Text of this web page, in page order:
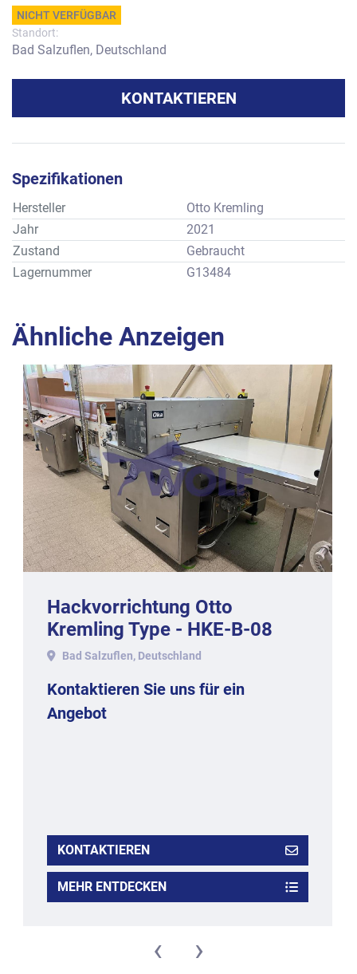
NICHT VERFÜGBAR
Standort:
Bad Salzuflen, Deutschland
KONTAKTIEREN
Spezifikationen
Hersteller
Otto Kremling
Jahr
2021
Zustand
Gebraucht
Lagernummer
G13484
Ähnliche Anzeigen
Hackvorrichtung Otto
Kremling Type - HKE-B-08
zum Schneiden von Strängen,
Bad Salzuflen, Deutschland
Kontaktieren Sie uns für ein
Angebot
KONTAKTIEREN
MEHR ENTDECKEN
‹ ›